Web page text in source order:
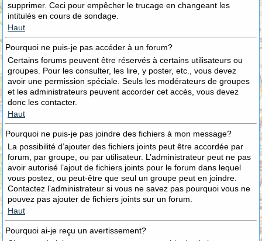
supprimer. Ceci pour empêcher le trucage en changeant les
intitulés en cours de sondage.
Haut
Pourquoi ne puis-je pas accéder à un forum?
Certains forums peuvent être réservés à certains utilisateurs ou
groupes. Pour les consulter, les lire, y poster, etc., vous devez
avoir une permission spéciale. Seuls les modérateurs de groupes
et les administrateurs peuvent accorder cet accès, vous devez
donc les contacter.
Haut
Pourquoi ne puis-je pas joindre des fichiers à mon message?
La possibilité d’ajouter des fichiers joints peut être accordée par
forum, par groupe, ou par utilisateur. L’administrateur peut ne pas
avoir autorisé l’ajout de fichiers joints pour le forum dans lequel
vous postez, ou peut-être que seul un groupe peut en joindre.
Contactez l’administrateur si vous ne savez pas pourquoi vous ne
pouvez pas ajouter de fichiers joints sur un forum.
Haut
Pourquoi ai-je reçu un avertissement?